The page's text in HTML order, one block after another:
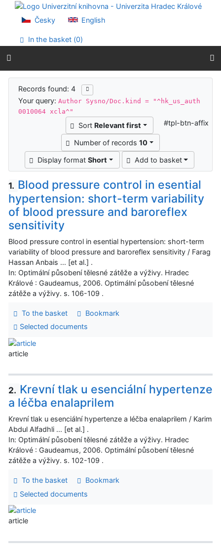
Go to content
Go to menu
Accessibility declaration
Česky English
In the basket (0)
Search results
Records found: 4
Your query:Author Sysno/Doc.kind = "^hk_us_auth
0010064 xcla^"
Sort Relevant first
Number of records 10
Display formatShort Add to basket
#tpl-btn-affix
1. Blood pressure control in esential
hypertension: short-term variability
of blood pressure and baroreflex
sensitivity
Blood pressure control in esential hypertension: short-term
variability of blood pressure and baroreflex sensitivity / Farag
Hassan Anbais ... [et al.] .
In: Optimální působení tělesné zátěže a výživy. Hradec
Králové : Gaudeamus, 2006. Optimální působení tělesné
zátěže a výživy. s. 106-109 .
To the basket
Bookmark
Selected documents
article
2. Krevní tlak u esenciální hypertenze
a léčba enalaprilem
Krevní tlak u esenciální hypertenze a léčba enalaprilem / Karim
Abdul Alfadhli ... [et al.] .
In: Optimální působení tělesné zátěže a výživy. Hradec
Králové : Gaudeamus, 2006. Optimální působení tělesné
zátěže a výživy. s. 102-109 .
To the basket
Bookmark
Selected documents
article